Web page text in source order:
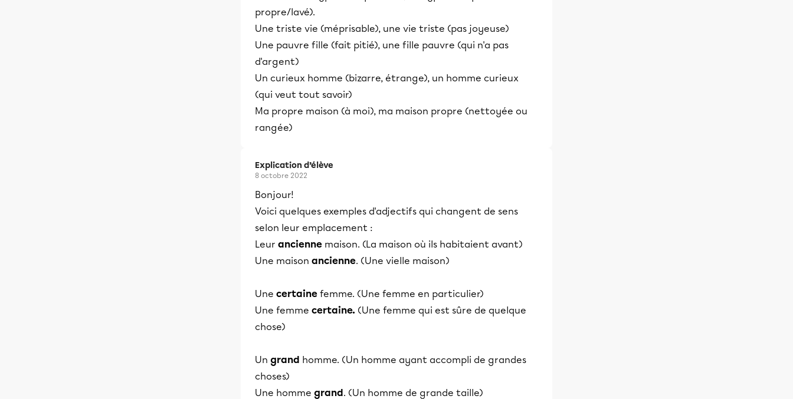
propre/lavé).
Une triste vie (méprisable), une vie triste (pas joyeuse)
Une pauvre fille (fait pitié), une fille pauvre (qui n'a pas
d'argent)
Un curieux homme (bizarre, étrange), un homme curieux
(qui veut tout savoir)
Ma propre maison (à moi), ma maison propre (nettoyée ou
rangée)
Explication d’élève
8 octobre 2022
Bonjour!
Voici quelques exemples d'adjectifs qui changent de sens
selon leur emplacement :
Leur ancienne maison. (La maison où ils habitaient avant)
Une maison ancienne. (Une vielle maison)
Une certaine femme. (Une femme en particulier)
Une femme certaine. (Une femme qui est sûre de quelque
chose)
Un grand homme. (Un homme ayant accompli de grandes
choses)
Une homme grand. (Un homme de grande taille)